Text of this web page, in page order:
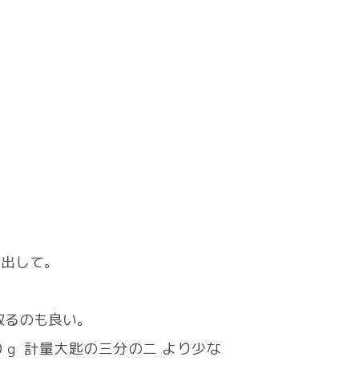
して。
のも良い。
計量大匙の三分の二 より少な